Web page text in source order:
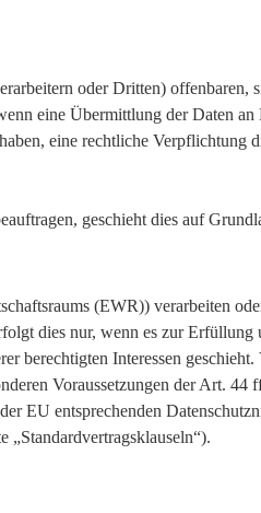
oder Dritten) offenbaren,
eine Übermittlung der Daten an
eine rechtliche Verpflichtung
geschieht dies auf
(EWR)) verarbeiten
dies nur, wenn es zur Erfüllung
berechtigten Interessen
Voraussetzungen der Art.
EU entsprechenden
„Standardvertragsklauseln“).